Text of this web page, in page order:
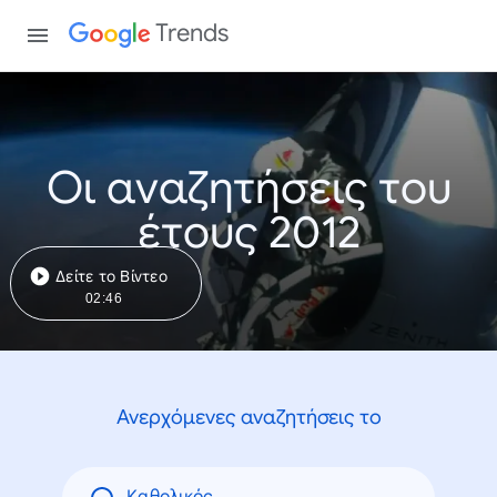
Trends
Οι αναζητήσεις του
έτους 2012
Δείτε το Βίντεο
02:46
Ανερχόμενες αναζητήσεις το